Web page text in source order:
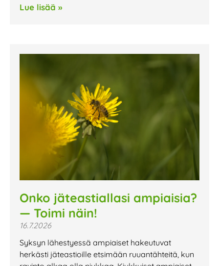
Lue lisää »
Onko jäteastiallasi ampiaisia?
— Toimi näin!
16.7.2026
Syksyn lähestyessä ampiaiset hakeutuvat
herkästi jäteastioille etsimään ruuantähteitä, kun